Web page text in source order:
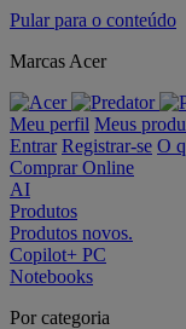
Pular para o conteúdo
Marcas Acer
Meu perfil Meus
Entrar Registrar-se O
Comprar Online
AI
Produtos
Produtos novos.
Copilot+ PC
Notebooks
Por categoria